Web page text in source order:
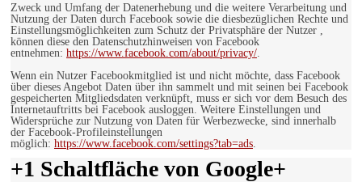
Zweck und Umfang der Datenerhebung und die weitere Verarbeitung und
Nutzung der Daten durch Facebook sowie die diesbezüglichen Rechte und
Einstellungsmöglichkeiten zum Schutz der Privatsphäre der Nutzer ,
können diese den Datenschutzhinweisen von Facebook
entnehmen: https://www.facebook.com/about/privacy/
Wenn ein Nutzer Facebookmitglied ist und nicht möchte, dass Facebook
über dieses Angebot Daten über ihn sammelt und mit seinen bei Facebook
gespeicherten Mitgliedsdaten verknüpft, muss er sich vor dem Besuch des
Internetauftritts bei Facebook ausloggen. Weitere Einstellungen und
Widersprüche zur Nutzung von Daten für Werbezwecke, sind innerhalb
der Facebook-Profileinstellungen
möglich: https://www.facebook.com/settings?tab=ads
+1 Schaltfläche von Google+